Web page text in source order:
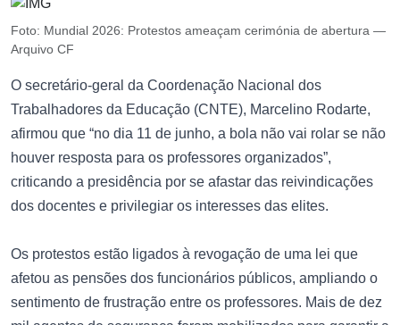
Foto: Mundial 2026: Protestos ameaçam cerimónia de abertura —
Arquivo CF
O secretário-geral da Coordenação Nacional dos
Trabalhadores da Educação (CNTE), Marcelino Rodarte,
afirmou que “no dia 11 de junho, a bola não vai rolar se não
houver resposta para os professores organizados”,
criticando a presidência por se afastar das reivindicações
dos docentes e privilegiar os interesses das elites.
Os protestos estão ligados à revogação de uma lei que
afetou as pensões dos funcionários públicos, ampliando o
sentimento de frustração entre os professores. Mais de dez